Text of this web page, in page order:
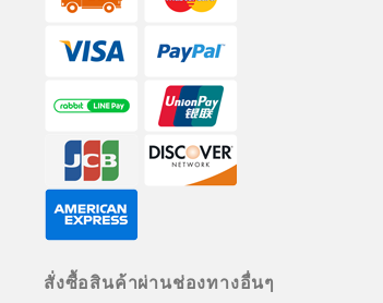
สั่งซื้อสินค้าผ่านช่องทางอื่นๆ